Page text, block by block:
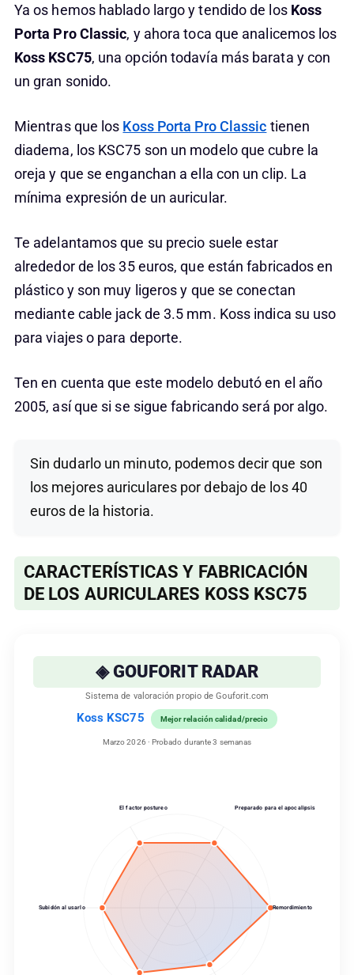
Ya os hemos hablado largo y tendido de los Koss
Porta Pro Classic, y ahora toca que analicemos los
Koss KSC75, una opción todavía más barata y con
un gran sonido.
Mientras que los Koss Porta Pro Classic tienen
diadema, los KSC75 son un modelo que cubre la
oreja y que se enganchan a ella con un clip. La
mínima expresión de un auricular.
Te adelantamos que su precio suele estar
alrededor de los 35 euros, que están fabricados en
plástico y son muy ligeros y que se conectan
mediante cable jack de 3.5 mm. Koss indica su uso
para viajes o para deporte.
Ten en cuenta que este modelo debutó en el año
2005, así que si se sigue fabricando será por algo.
Sin dudarlo un minuto, podemos decir que son
los mejores auriculares por debajo de los 40
euros de la historia.
CARACTERÍSTICAS Y FABRICACIÓN
DE LOS AURICULARES KOSS KSC75
◈ GOUFORIT RADAR
Sistema de valoración propio de Gouforit.com
Koss KSC75 Mejor relación calidad/precio
Marzo 2026 · Probado durante 3 semanas
Remordimiento
Preparado para el apocalipsis
El factor postureo
Subidón al usarlo